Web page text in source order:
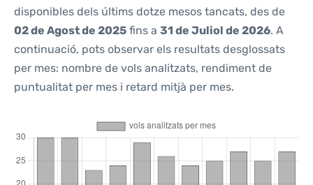
disponibles dels últims dotze mesos tancats, des de
02 de Agost de 2025 fins a 31 de Juliol de 2026. A
continuació, pots observar els resultats desglossats
per mes: nombre de vols analitzats, rendiment de
puntualitat per mes i retard mitjà per mes.